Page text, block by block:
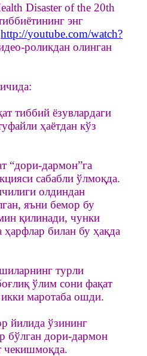
Disaster of the 20th
энг
http://youtube.com/watch?
роликдан олинган
тиббий ёзувлардаги
ҳаётдан кўз
“дори-дармон”га
сабабли ўлмоқда.
олдиндан
яъни бемор бу
қилинади, чунки
билан бу ҳақда
турли
ўлим сони фақат
маротаба ошди.
йилида ўзининг
бўлган дори-дармон
чекишмоқда.